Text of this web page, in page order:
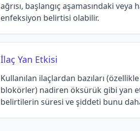
ağrısı, başlangıç aşamasındaki
enfeksiyon belirtisi olabilir.
İlaç Yan Etkisi
Kullanılan ilaçlardan bazıları
blokörler) nadiren öksürük gibi yan
belirtilerin süresi ve şiddeti bunu